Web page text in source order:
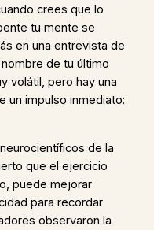
crees que lo
tu mente se
en una entrevista de
de tu último
volátil, pero hay una
un impulso inmediato:
de la
que el ejercicio
puede mejorar
para recordar
observaron la